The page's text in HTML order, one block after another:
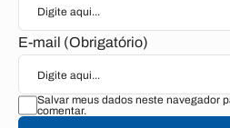
E-mail (Obrigatório)
Salvar meus dados neste navegador
comentar.